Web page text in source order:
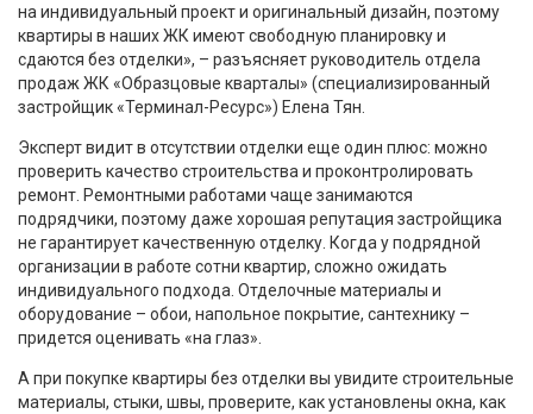
на индивидуальный проект и оригинальный дизайн, поэтому
квартиры в наших ЖК имеют свободную планировку и
сдаются без отделки», – разъясняет руководитель отдела
продаж ЖК «Образцовые кварталы» (специализированный
застройщик «Терминал-Ресурс») Елена Тян.
Эксперт видит в отсутствии отделки еще один плюс: можно
проверить качество строительства и проконтролировать
ремонт. Ремонтными работами чаще занимаются
подрядчики, поэтому даже хорошая репутация застройщика
не гарантирует качественную отделку. Когда у подрядной
организации в работе сотни квартир, сложно ожидать
индивидуального подхода. Отделочные материалы и
оборудование – обои, напольное покрытие, сантехнику –
придется оценивать «на глаз».
А при покупке квартиры без отделки вы увидите строительные
материалы, стыки, швы, проверите, как установлены окна, как